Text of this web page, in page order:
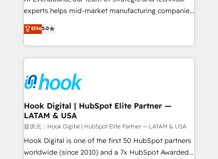
solutions that work with your actual headcount and
HubSpot partners 🔄 Top 5% globally in client
retention 📅 8+ years of consistent results since 2017
move beyond spreadsheets into unified systems
that drive real business results.
experts helps mid-market manufacturing companies
achieve real growth. We specialize in delivering
tailored solutions that drive results by leveraging
HubSpot’s platform and data to fuel success.
Technical Solutions: - HubSpot Technical Consulting -
Onboarding - Data Migration & Integrations -
Technical Audit & Optimization Strategic Solutions: -
Revenue Operations - Inbound Marketing -
Outbound Marketing - HubSpot CMS Website
Design & Development We empower our clients to
reach their full potential by providing transparent,
relationship-driven support. With over 300 HubSpot
Elite5.0
Hook Digital | HubSpot Elite Partner —
LATAM & USA
提供元：Hook Digital | HubSpot Elite Partner — LATAM & USA
Hook Digital is one of the first 50 HubSpot partners
worldwide (since 2010) and a 7x HubSpot Awarded